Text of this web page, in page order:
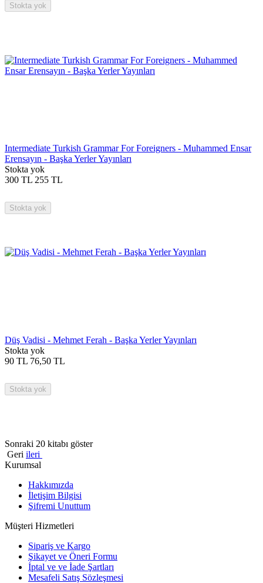
Stokta yok
Intermediate Turkish Grammar For Foreigners - Muhammed Ensar
Erensayın - Başka Yerler Yayınları
Stokta yok
300 TL 255 TL
Stokta yok
Düş Vadisi - Mehmet Ferah - Başka Yerler Yayınları
Stokta yok
90 TL 76,50 TL
Stokta yok
Sonraki 20 kitabı göster
Geri ileri
Kurumsal
Hakkımızda
İletişim Bilgisi
Şifremi Unuttum
Müşteri Hizmetleri
Sipariş ve Kargo
Şikayet ve Öneri Formu
İptal ve ve İade Şartları
Mesafeli Satış Sözleşmesi